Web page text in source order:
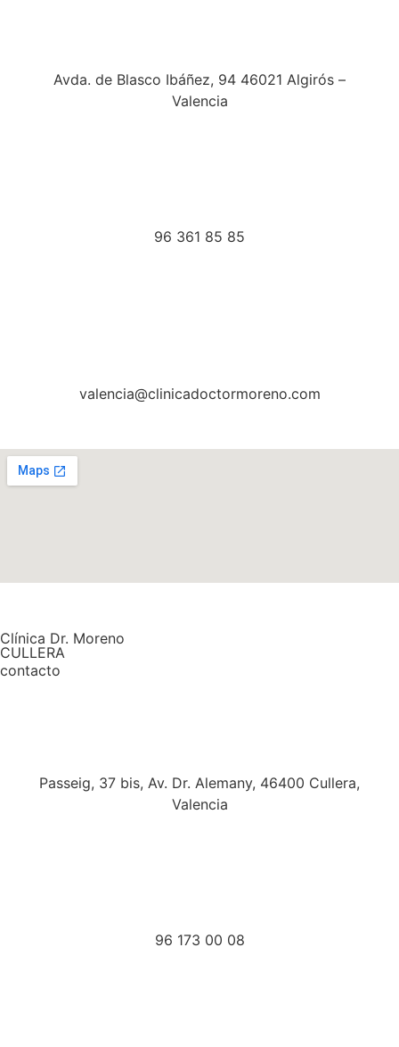
Avda. de Blasco Ibáñez, 94 46021 Algirós –
Valencia
96 361 85 85
valencia@clinicadoctormoreno.com
Clínica Dr. Moreno
CULLERA
contacto
Passeig, 37 bis, Av. Dr. Alemany, 46400 Cullera,
Valencia
96 173 00 08